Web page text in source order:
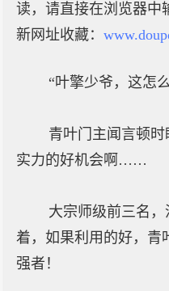
读，请直接在浏览器中
新网址收藏：
“叶擎少爷，这怎
青叶门主闻言顿时
实力的好机会啊……
大宗师级前三名，
着，如果利用的好，青
强者！